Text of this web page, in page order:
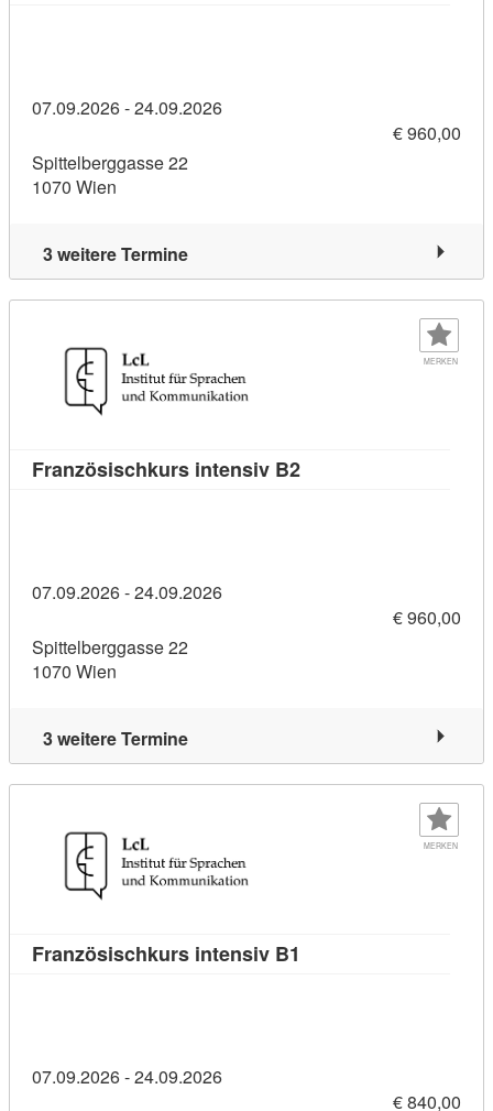
07.09.2026 - 24.09.2026
€ 960,00
Spittelberggasse 22
1070 Wien
3 weitere Termine
MERKEN
Französischkurs intensiv B2Kursdetail:
07.09.2026 - 24.09.2026
€ 960,00
Spittelberggasse 22
1070 Wien
3 weitere Termine
MERKEN
Französischkurs intensiv B1
07.09.2026 - 24.09.2026
€ 840,00